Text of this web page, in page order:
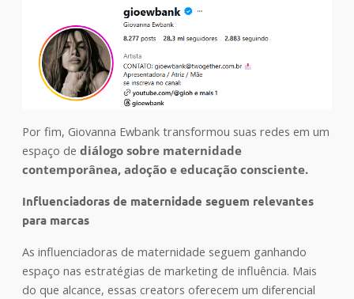
Por fim, Giovanna Ewbank transformou suas redes em um
espaço de diálogo sobre maternidade
contemporânea, adoção e educação consciente.
Influenciadoras de maternidade seguem relevantes
para marcas
As influenciadoras de maternidade seguem ganhando
espaço nas estratégias de marketing de influência. Mais
do que alcance, essas creators oferecem um diferencial